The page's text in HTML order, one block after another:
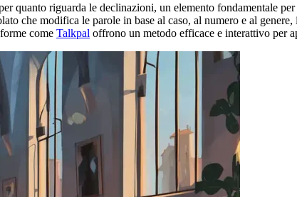
quanto riguarda le declinazioni, un elemento fondamentale
che modifica le parole in base al caso, al numero e al
come Talkpal offrono un metodo efficace e interattivo per